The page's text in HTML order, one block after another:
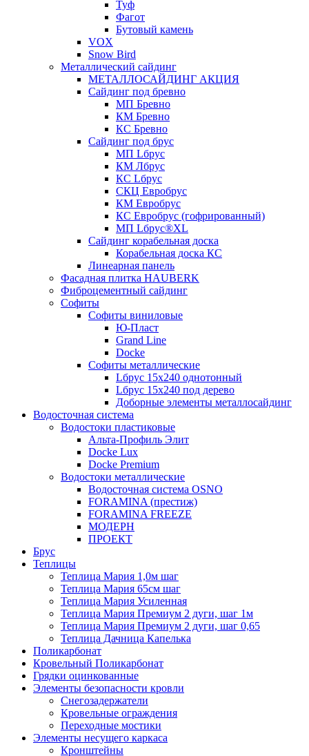
Туф
Фагот
Бутовый камень
VOX
Snow Bird
Металлический сайдинг
МЕТАЛЛОСАЙДИНГ АКЦИЯ
Сайдинг под бревно
МП Бревно
КМ Бревно
КС Бревно
Сайдинг под брус
МП Lбрус
КМ Лбрус
КС Lбрус
СКЦ Евробрус
КМ Евробрус
КС Евробрус (гофрированный)
МП Lбрус®XL
Сайдинг корабельная доска
Корабельная доска КС
Линеарная панель
Фасадная плитка HAUBERK
Фиброцементный сайдинг
Софиты
Софиты виниловые
Ю-Пласт
Grand Line
Docke
Софиты металлические
Lбрус 15x240 однотонный
Lбрус 15x240 под дерево
Доборные элементы металлосайдинг
Водосточная система
Водостоки пластиковые
Альта-Профиль Элит
Docke Lux
Docke Premium
Водостоки металлические
Водосточная система OSNO
FORAMINA (престиж)
FORAMINA FREEZE
МОДЕРН
ПРОЕКТ
Брус
Теплицы
Теплица Мария 1,0м шаг
Теплица Мария 65см шаг
Теплица Мария Усиленная
Теплица Мария Премиум 2 дуги, шаг 1м
Теплица Мария Премиум 2 дуги, шаг 0,65
Теплица Дачница Капелька
Поликарбонат
Кровельный Поликарбонат
Грядки оцинкованные
Элементы безопасности кровли
Снегозадержатели
Кровельные ограждения
Переходные мостики
Элементы несущего каркаса
Кронштейны